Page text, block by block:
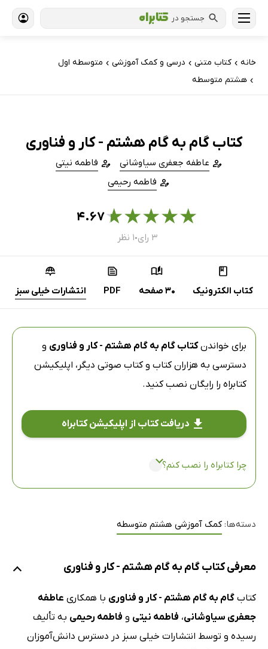
جستجو در
خانه › کتاب‌ متنی › درسی و کمک آموزشی › متوسطه اول
› هشتم متوسطه
کتاب گام به گام هشتم - کار و فناوری
عاطفه جعفری سیاوشانی
فاطمه نیتی
فاطمه رحیمی
★
★
★
★
★۴.۶۷
۳ رای ● ۱ نظر
کتاب الکترونیک 30 صفحه PDF انتشارات خیلی سبز
برای خواندنکتاب گام به گام هشتم - کار و فناوری و
دسترسی به هزاران کتاب و کتاب صوتی دیگر، اپلیکیشن
کتابراه را رایگان نصب کنید.
دریافت کتاب از اپلیکیشن کتابراه
چرا کتابراه را نصب کنم؟
دسته‌ها: کمک آموزشی هشتم متوسطه
معرفی کتاب گام به گام هشتم - کار و فناوری
کتاب گام به گام هشتم - کار و فناوری با همکاری عاطفه
جعفری سیاوشانی، فاطمه نیتی و فاطمه رحیمی به تألیف
رسیده و توسط انتشارات خیلی سبز در دسترس دانش‌آموزان